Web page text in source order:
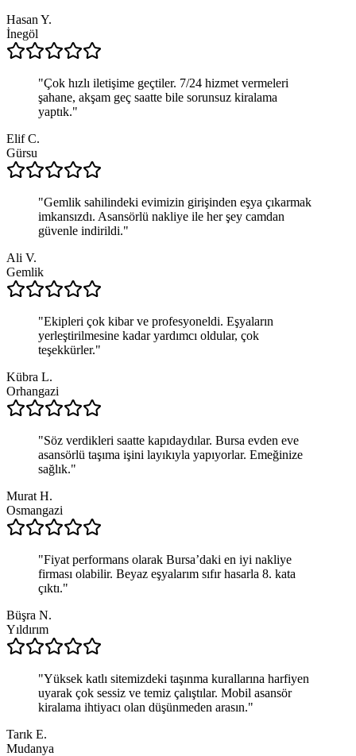
Hasan Y.
İnegöl
"Çok hızlı iletişime geçtiler. 7/24 hizmet vermeleri
şahane, akşam geç saatte bile sorunsuz kiralama
yaptık."
Elif C.
Gürsu
"Gemlik sahilindeki evimizin girişinden eşya çıkarmak
imkansızdı. Asansörlü nakliye ile her şey camdan
güvenle indirildi."
Ali V.
Gemlik
"Ekipleri çok kibar ve profesyoneldi. Eşyaların
yerleştirilmesine kadar yardımcı oldular, çok
teşekkürler."
Kübra L.
Orhangazi
"Söz verdikleri saatte kapıdaydılar. Bursa evden eve
asansörlü taşıma işini layıkıyla yapıyorlar. Emeğinize
sağlık."
Murat H.
Osmangazi
"Fiyat performans olarak Bursa’daki en iyi nakliye
firması olabilir. Beyaz eşyalarım sıfır hasarla 8. kata
çıktı."
Büşra N.
Yıldırım
"Yüksek katlı sitemizdeki taşınma kurallarına harfiyen
uyarak çok sessiz ve temiz çalıştılar. Mobil asansör
kiralama ihtiyacı olan düşünmeden arasın."
Tarık E.
Mudanya